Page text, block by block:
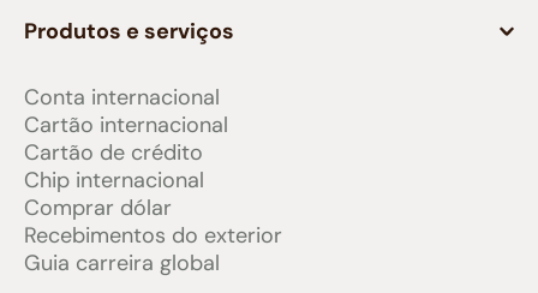
Produtos e serviços
Conta internacional
Cartão internacional
Cartão de crédito
Chip internacional
Comprar dólar
Recebimentos do exterior
Guia carreira global